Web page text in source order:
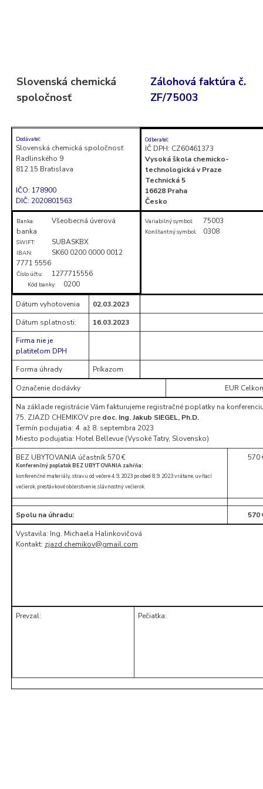
Enter)Slovenská chemická
spoločnosť
Zálohová faktúra č.
ZF/75003
Dodávateľ:
Slovenská chemická spoločnosť
Radlinského 9
812 15 Bratislava
IČO: 178900
DIČ: 2020801563
Odberateľ:
IČ DPH: CZ60461373
Vysoká škola chemicko-
technologická v Praze
Technická 5
16628 Praha
Česko
Banka:
Všeobecná úverová
banka
SWIFT: SUBASKBX
IBAN:
SK60 0200 0000 0012
7771 5556
Číslo účtu: 1277715556
Kód banky: 0200
Variabilný symbol: 75003
Konštantný symbol: 0308
Dátum vyhotovenia
02.03.2023
Dátum splatnosti:
16.03.2023
Firma nie je
platiteľom DPH
Forma úhrady
Príkazom
Označenie dodávky
EUR
Na základe registrácie Vám fakturujeme registračné poplatky na
75. ZJAZD CHEMIKOV pre doc. Ing. Jakub SIEGEL, Ph.D.
Termín podujatia: 4. až 8. septembra 2023
Miesto podujatia: Hotel Bellevue (Vysoké Tatry, Slovensko)
BEZ UBYTOVANIA účastník 570 €
Konferenčný poplatok BEZ UBYTOVANIA zahŕňa:
konferenčné materiály, stravu od večere 4. 9. 2023 po obed 8. 9. 2023 vrátane, uvítací
večierok, prestávkové občerstvenie, slávnostný večierok.
570
Spolu na úhradu:
570
Vystavila: Ing. Michaela Halinkovičová
Kontakt: zjazd.chemikov@gmail.com
Prevzal: Pečiatka: